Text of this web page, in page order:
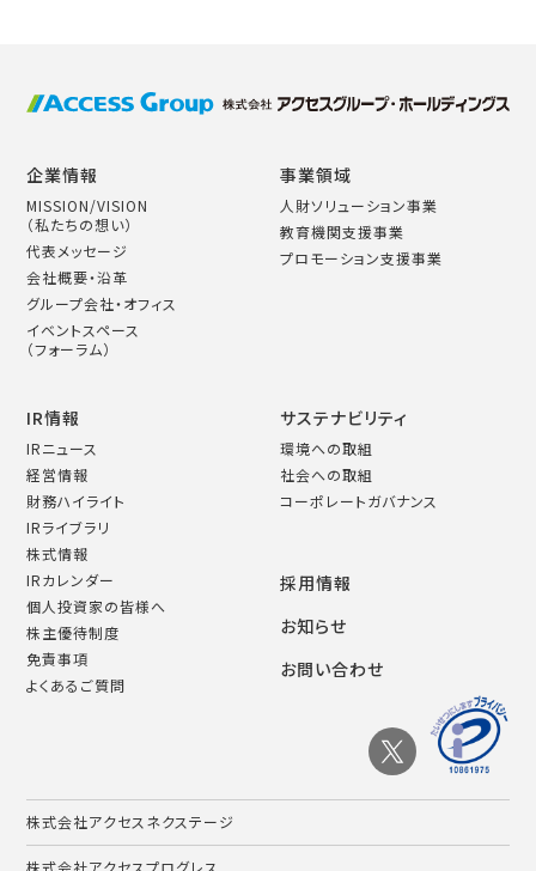
企業情報
MISSION/VISION
（私たちの想い）
代表メッセージ
会社概要・沿革
グループ会社・オフィス
イベントスペース
（フォーラム）
事業領域
人財ソリューション事業
教育機関支援事業
プロモーション支援事業
IR情報
IRニュース
経営情報
財務ハイライト
IRライブラリ
株式情報
IRカレンダー
個人投資家の皆様へ
株主優待制度
免責事項
よくあるご質問
サステナビリティ
環境への取組
社会への取組
コーポレートガバナンス
採用情報
お知らせ
お問い合わせ
株式会社アクセスネクステージ